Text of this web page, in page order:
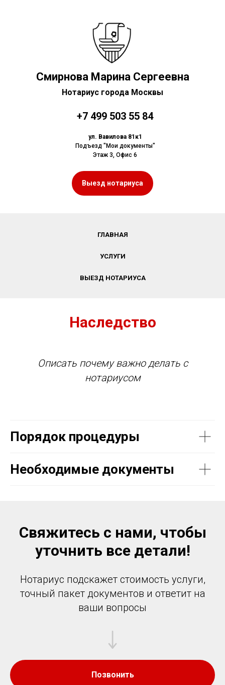
Смирнова Марина Сергеевна
Нотариус города Москвы
+7 499 503 55 84
ул. Вавилова 81к1
Подъезд "Мои документы"
Этаж 3, Офис 6
Выезд нотариуса
ГЛАВНАЯ
УСЛУГИ
ВЫЕЗД НОТАРИУСА
Наследство
Описать почему важно делать с
нотариусом
Порядок процедуры
Необходимые документы
Свяжитесь с нами, чтобы
уточнить все детали!
Нотариус подскажет стоимость услуги,
точный пакет документов и ответит на
ваши вопросы
Позвонить